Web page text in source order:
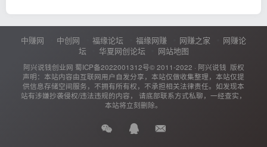
中赚网 中创网 福缘论坛 福缘网赚 网赚之家
网赚论
坛
华夏网创论坛 网站地图
阿兴说钱创业网 蜀ICP备2022001312号© 2011-2022 · 阿兴说钱 版权
声明：本站内容由互联网用户自发分享，本站仅做收集整理，本站仅提
供信息存储空间服务，不拥有所有权，不承担相关法律责任。如发现本
站有涉嫌抄袭侵权/违法违规的内容， 请底部联系方式私聊，一经查实，
本站将立刻删除。